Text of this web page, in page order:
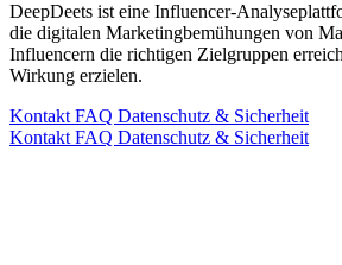
DeepDeets ist eine Influencer-
die digitalen Marketingbemühungen von
Influencern die richtigen Zielgruppen
Wirkung erzielen.
Kontakt FAQ Datenschutz & Sicherheit
Kontakt FAQ Datenschutz & Sicherheit